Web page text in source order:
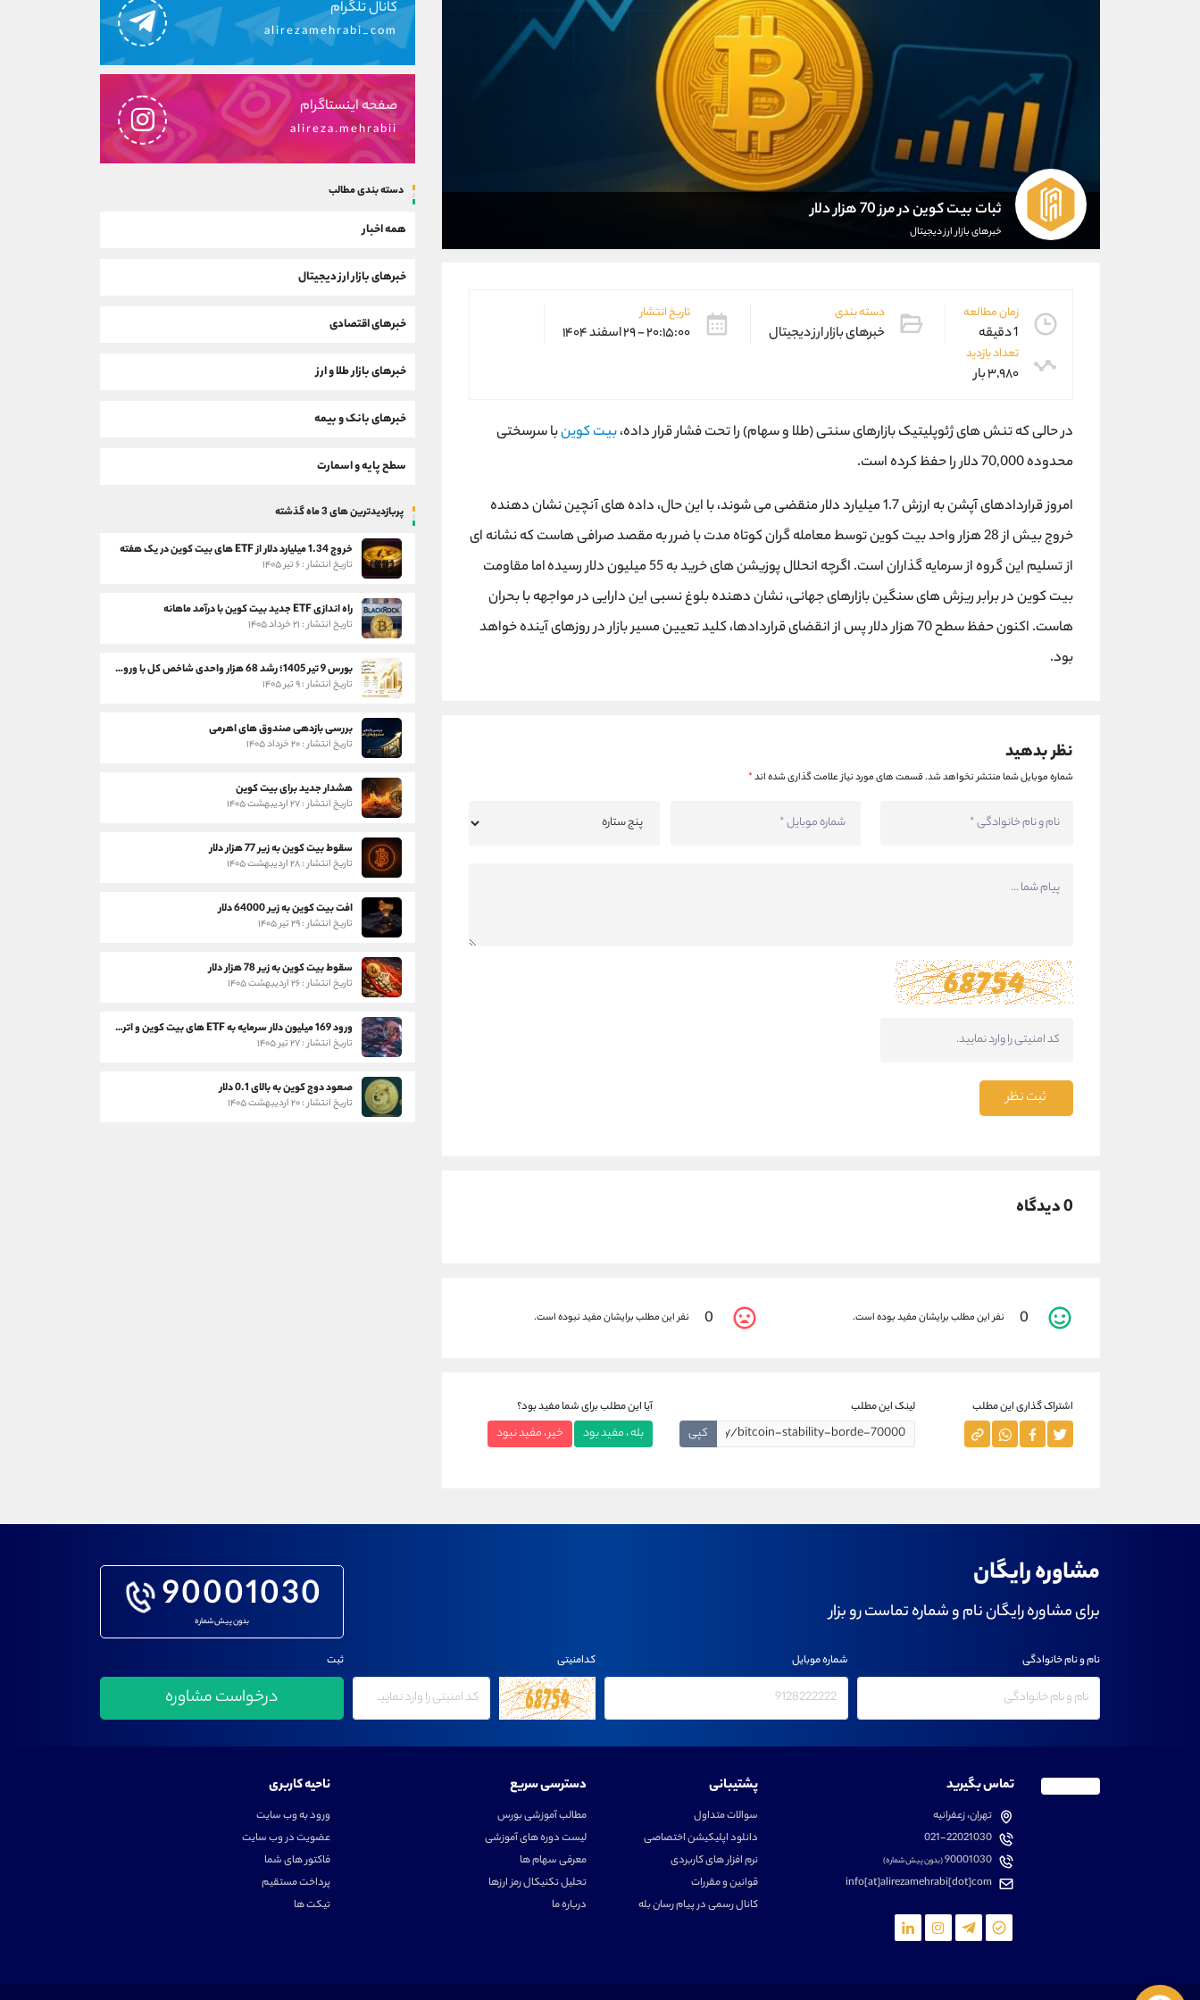
ثبات بیت کوین در مرز 70 هزار دلار
خبرهای بازار ارز دیجیتال
زمان مطالعه
1 دقیقه
دسته بندی
خبرهای بازار ارز دیجیتال
تاریخ انتشار
۲۰:۱۵:۰۰ - ۲۹ اسفند ۱۴۰۴
تعداد بازدید
۳,۹۸۰ بار
در حالی که تنش های ژئوپلیتیک بازارهای سنتی (طلا و سهام) را تحت فشار قرار داده،بیت کوینبا سرسختی
محدوده 70,000 دلار را حفظ کرده است.
امروز قراردادهای آپشن به ارزش 1.7 میلیارد دلار منقضی می شوند، با این حال، داده های آنچین نشان دهنده
خروج بیش از 28 هزار واحد بیت کوین توسط معامله گران کوتاه مدت با ضرر به مقصد صرافی هاست که نشانه ای
از تسلیم این گروه از سرمایه گذاران است. اگرچه انحلال پوزیشن های خرید به 55 میلیون دلار رسیده اما مقاومت
بیت کوین در برابر ریزش های سنگین بازارهای جهانی، نشان دهنده بلوغ نسبی این دارایی در مواجهه با بحران
هاست. اکنون حفظ سطح 70 هزار دلار پس از انقضای قراردادها، کلید تعیین مسیر بازار در روزهای آینده خواهد
بود.
نظر بدهید
شماره موبایل شما منتشر نخواهد شد.قسمت های مورد نیاز علامت گذاری شده اند*
ثبت نظر
0 دیدگاه
0 نفر این مطلب برایشان مفید بوده است. 0 نفر این مطلب برایشان مفید نبوده است.
اشتراک گذاری این مطلب لینک این مطلب
کپی
آیا این مطلب برای شما مفید بود؟
بله ، مفید بود خیر ، مفید نبود
کانال تلگرام
alirezamehrabi_com
صفحه اینستاگرام
alireza.mehrabii
دسته بندی مطالب
همه اخبار
خبرهای بازار ارز دیجیتال
خبرهای اقتصادی
خبرهای بازار طلا و ارز
خبرهای بانک و بیمه
سطح پایه و اسمارت
پربازدیدترین های 3 ماه گذشته
خروج 1.34 میلیارد دلار از ETF های بیت کوین در یک هفته
تاریخ انتشار : ۶ تیر ۱۴۰۵
راه اندازی ETF جدید بیت کوین با درآمد ماهانه
تاریخ انتشار : ۲۱ خرداد ۱۴۰۵
بورس 9 تیر 1405؛ رشد 68 هزار واحدی شاخص کل با ورود 3 همت پول حقیقی
تاریخ انتشار : ۹ تیر ۱۴۰۵
بررسی بازدهی صندوق های اهرمی
تاریخ انتشار : ۲۰ خرداد ۱۴۰۵
هشدار جدید برای بیت کوین
تاریخ انتشار : ۲۷ اردیبهشت ۱۴۰۵
سقوط بیت کوین به زیر 77 هزار دلار
تاریخ انتشار : ۲۸ اردیبهشت ۱۴۰۵
افت بیت کوین به زیر 64000 دلار
تاریخ انتشار : ۲۹ تیر ۱۴۰۵
سقوط بیت کوین به زیر 78 هزار دلار
تاریخ انتشار : ۲۶ اردیبهشت ۱۴۰۵
ورود 169 میلیون دلار سرمایه به ETF های بیت کوین و اتریوم
تاریخ انتشار : ۲۷ تیر ۱۴۰۵
صعود دوج کوین به بالای 0.1 دلار
تاریخ انتشار : ۲۰ اردیبهشت ۱۴۰۵
مشاوره رایگان
برای مشاوره رایگان نام و شماره تماست رو بزار 90001030
بدون پیش شماره
نام و نام خانوادگی شماره موبایل کدامنیتی ثبت
تماس بگیرید
تهران، زعفرانیه
021-22021030
90001030(بدون پیش شماره)
info[at]alirezamehrabi[dot]com
پشتیبانی
سوالات متداول
دانلود اپلیکیشن اختصاصی
نرم افزار های کاربردی
قوانین و مقررات
کانال رسمی در پیام رسان بله
دسترسی سریع
مطالب آموزشی بورس
لیست دوره های آموزشی
معرفی سهام ها
تحلیل تکنیکال رمز ارزها
درباره ما
ناحیه کاربری
ورود به وب سایت
عضویت در وب سایت
فاکتور های شما
پرداخت مستقیم
تیکت ها